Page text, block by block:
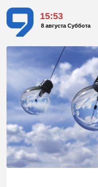
15:53
8 августа Суббота